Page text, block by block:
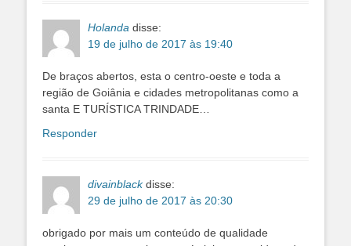
Holanda disse:
19 de julho de 2017 às 19:40
De braços abertos, esta o centro-oeste e toda a
região de Goiânia e cidades metropolitanas como a
santa E TURÍSTICA TRINDADE…
Responder
divainblack disse:
29 de julho de 2017 às 20:30
obrigado por mais um conteúdo de qualidade